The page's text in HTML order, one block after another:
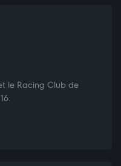
le Racing Club de